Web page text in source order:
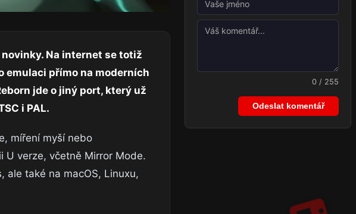
Na internet se totiž
emulaci přímo na moderních
jde o jiný port, který už
i PAL.
míření myší nebo
U verze, včetně Mirror Mode.
ale také na macOS, Linuxu,
0 / 255
Odeslat komentář